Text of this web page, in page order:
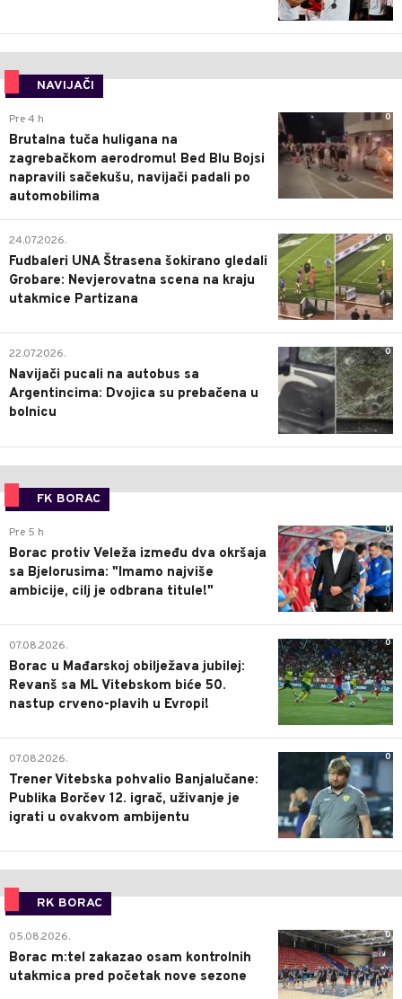
NAVIJAČI
0
Pre 4 h
Brutalna tuča huligana na
zagrebačkom aerodromu! Bed Blu Bojsi
napravili sačekušu, navijači padali po
automobilima
0
24.07.2026.
Fudbaleri UNA Štrasena šokirano gledali
Grobare: Nevjerovatna scena na kraju
utakmice Partizana
0
22.07.2026.
Navijači pucali na autobus sa
Argentincima: Dvojica su prebačena u
bolnicu
FK BORAC
0
Pre 5 h
Borac protiv Veleža između dva okršaja
sa Bjelorusima: "Imamo najviše
ambicije, cilj je odbrana titule!"
0
07.08.2026.
Borac u Mađarskoj obilježava jubilej:
Revanš sa ML Vitebskom biće 50.
nastup crveno-plavih u Evropi!
0
07.08.2026.
Trener Vitebska pohvalio Banjalučane:
Publika Borčev 12. igrač, uživanje je
igrati u ovakvom ambijentu
RK BORAC
0
05.08.2026.
Borac m:tel zakazao osam kontrolnih
utakmica pred početak nove sezone